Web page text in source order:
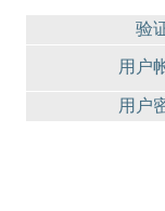
验
用户
用户